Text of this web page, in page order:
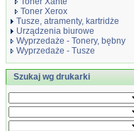
Toner Xerox
Tusze, atramenty, kartridże
Urządzenia biurowe
Wyprzedaże - Tonery, bębny
Wyprzedaże - Tusze
Szukaj wg drukarki